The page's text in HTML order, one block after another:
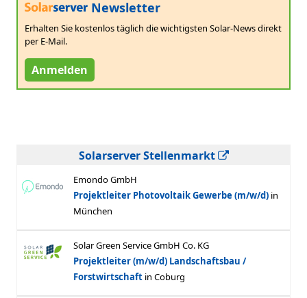
Newsletter
Erhalten Sie kostenlos täglich die wichtigsten Solar-News direkt
per E-Mail.
Anmelden
Solarserver Stellenmarkt